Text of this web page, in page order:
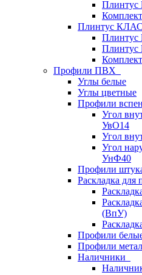
Плинтус
Плинтус
Профили ПВХ
Углы белые
Углы цветные
Профили
Угол
УвО14
Угол
Угол
УнФ40
Профили
Раскладка для
(ВпУ)
Профили
Профили
Наличники